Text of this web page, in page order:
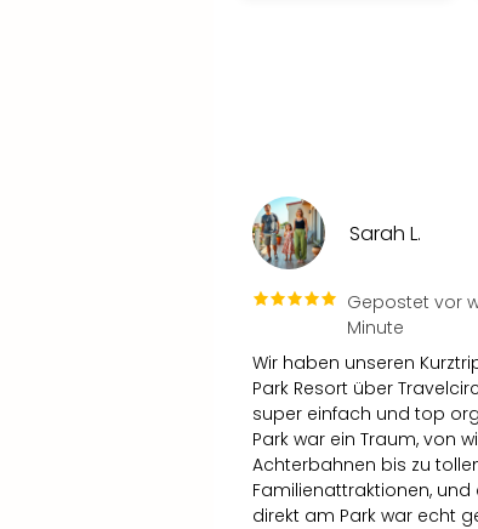
Sarah L.
Gepostet vor
Minute
Wir haben unseren
Park Resort über
super einfach und top
Park war ein Traum, von
Achterbahnen bis zu
Familienattraktionen, und
direkt am Park war echt